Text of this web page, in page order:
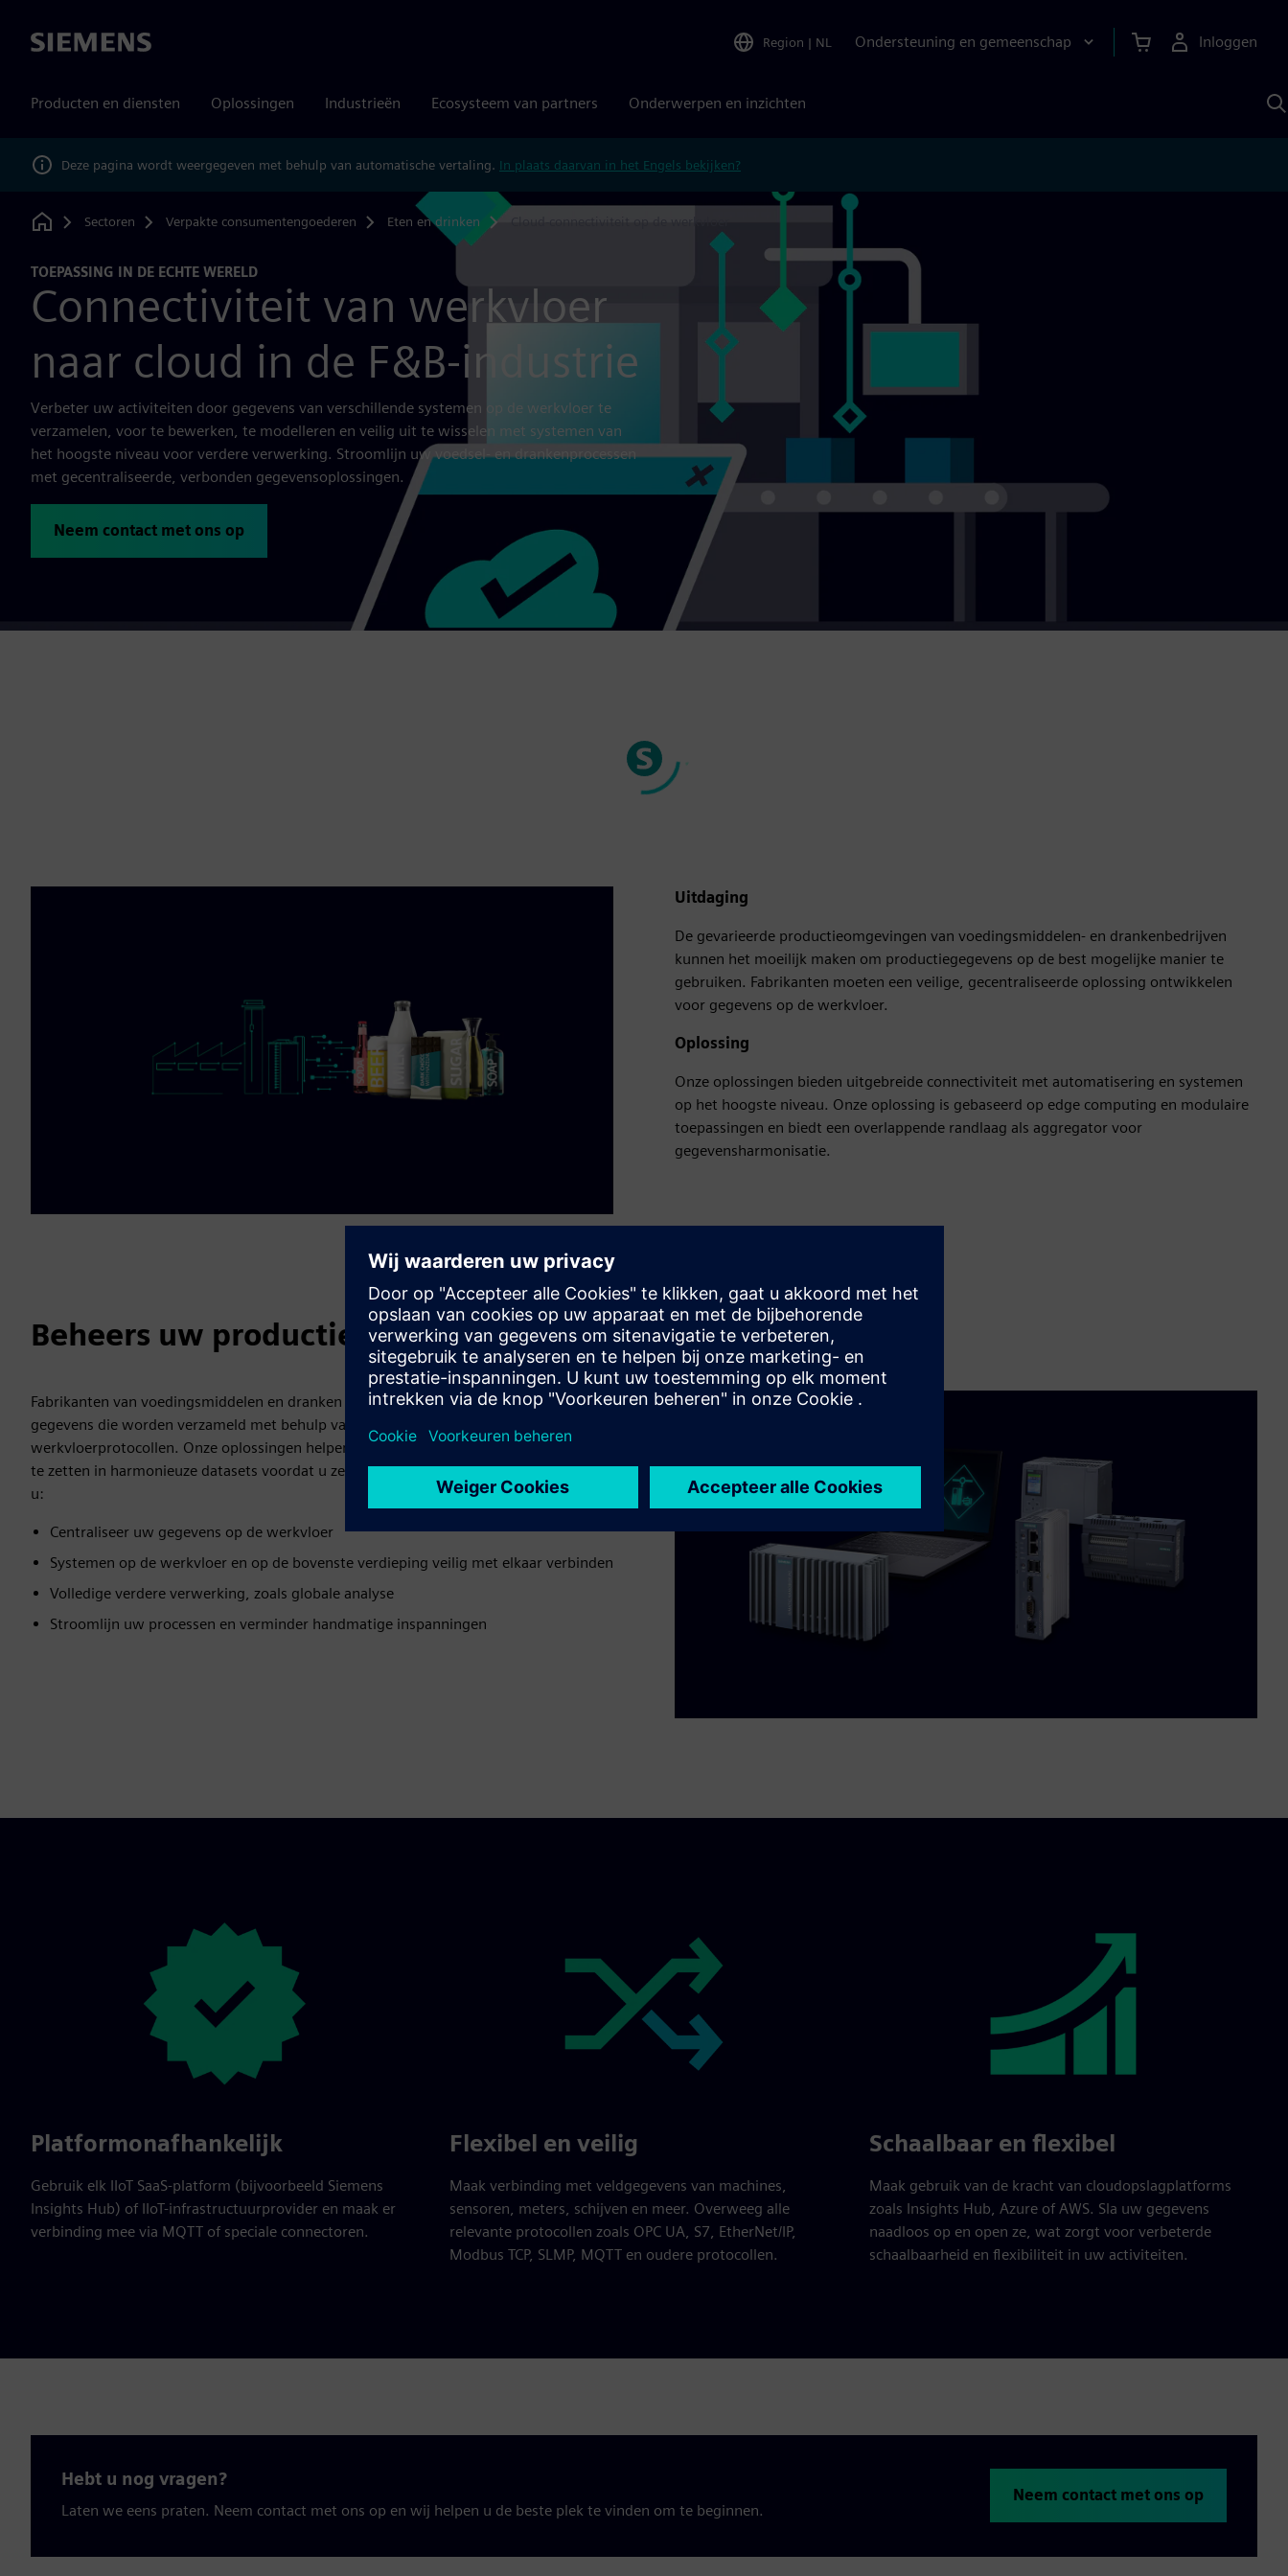
Siemens Region | NL Ondersteuning en gemeenschap Inloggen
Producten en diensten Oplossingen Industrieën Ecosysteem van partners Onderwerpen en inzichten
Deze pagina wordt weergegeven met behulp van automatische vertaling. In plaats daarvan in het Engels bekijken?
Home
Sectoren Verpakte consumentengoederen Eten en drinken
TOEPASSING IN DE ECHTE WERELD
Connectiviteit van werkvloer
naar cloud in de F&B-industrie
Verbeter uw activiteiten door gegevens van verschillende systemen op de werkvloer te
verzamelen, voor te bewerken, te modelleren en veilig uit te wisselen met systemen van
het hoogste niveau voor verdere verwerking. Stroomlijn uw voedsel- en drankenprocessen
met gecentraliseerde, verbonden gegevensoplossingen.
Neem contact met ons op
Uitdaging
De gevarieerde productieomgevingen van voedingsmiddelen- en drankenbedrijven
kunnen het moeilijk maken om productiegegevens op de best mogelijke manier te
gebruiken. Fabrikanten moeten een veilige, gecentraliseerde oplossing ontwikkelen
voor gegevens op de werkvloer.
Oplossing
Onze oplossingen bieden uitgebreide connectiviteit met automatisering en systemen
op het hoogste niveau. Onze oplossing is gebaseerd op edge computing en modulaire
toepassingen en biedt een overlappende randlaag als aggregator voor
gegevensharmonisatie.
Beheers uw productiegegevens
Fabrikanten van voedingsmiddelen en dranken werken met verschillende soorten
gegevens die worden verzameld met behulp van verschillende automatiserings- en
werkvloerprotocollen. Onze oplossingen helpen u deze gegevens te verzamelen en om
te zetten in harmonieuze datasets voordat u ze naar IT- en cloudsystemen stuurt, zodat
u:
Centraliseer uw gegevens op de werkvloer
Systemen op de werkvloer en op de bovenste verdieping veilig met elkaar verbinden
Volledige verdere verwerking, zoals globale analyse
Stroomlijn uw processen en verminder handmatige inspanningen
Platformonafhankelijk
Gebruik elk IIoT SaaS-platform (bijvoorbeeld Siemens
Insights Hub) of IIoT-infrastructuurprovider en maak er
verbinding mee via MQTT of speciale connectoren.
Flexibel en veilig
Maak verbinding met veldgegevens van machines,
sensoren, meters, schijven en meer. Overweeg alle
relevante protocollen zoals OPC UA, S7, EtherNet/IP,
Modbus TCP, SLMP, MQTT en oudere protocollen.
Schaalbaar en flexibel
Maak gebruik van de kracht van cloudopslagplatforms
zoals Insights Hub, Azure of AWS. Sla uw gegevens
naadloos op en open ze, wat zorgt voor verbeterde
schaalbaarheid en flexibiliteit in uw activiteiten.
Hebt u nog vragen?
Laten we eens praten. Neem contact met ons op en wij helpen u de beste plek te vinden om te beginnen.
Neem contact met ons op